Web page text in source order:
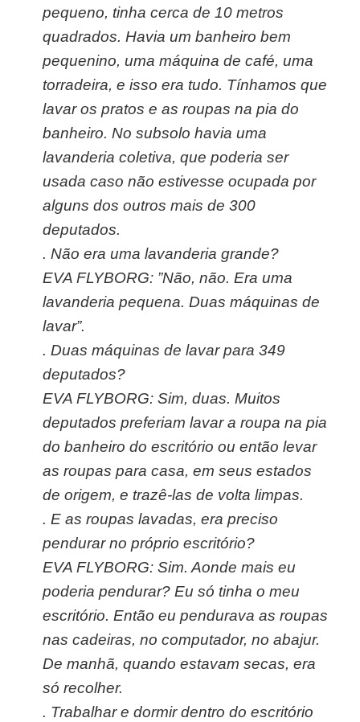
pequeno, tinha cerca de 10 metros
quadrados. Havia um banheiro bem
pequenino, uma máquina de café, uma
torradeira, e isso era tudo. Tínhamos que
lavar os pratos e as roupas na pia do
banheiro. No subsolo havia uma
lavanderia coletiva, que poderia ser
usada caso não estivesse ocupada por
alguns dos outros mais de 300
deputados.
. Não era uma lavanderia grande?
EVA FLYBORG: ”Não, não. Era uma
lavanderia pequena. Duas máquinas de
lavar”.
. Duas máquinas de lavar para 349
deputados?
EVA FLYBORG: Sim, duas. Muitos
deputados preferiam lavar a roupa na pia
do banheiro do escritório ou então levar
as roupas para casa, em seus estados
de origem, e trazê-las de volta limpas.
. E as roupas lavadas, era preciso
pendurar no próprio escritório?
EVA FLYBORG: Sim. Aonde mais eu
poderia pendurar? Eu só tinha o meu
escritório. Então eu pendurava as roupas
nas cadeiras, no computador, no abajur.
De manhã, quando estavam secas, era
só recolher.
. Trabalhar e dormir dentro do escritório